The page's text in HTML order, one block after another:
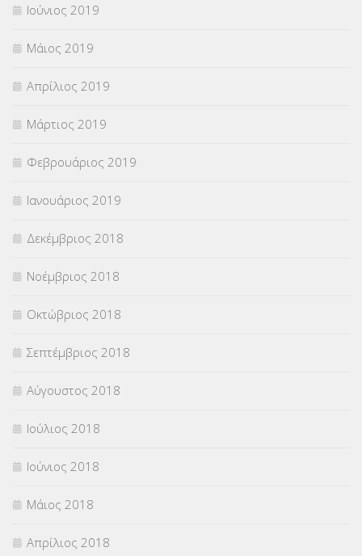
Ιούνιος 2019
Μάιος 2019
Απρίλιος 2019
Μάρτιος 2019
Φεβρουάριος 2019
Ιανουάριος 2019
Δεκέμβριος 2018
Νοέμβριος 2018
Οκτώβριος 2018
Σεπτέμβριος 2018
Αύγουστος 2018
Ιούλιος 2018
Ιούνιος 2018
Μάιος 2018
Απρίλιος 2018